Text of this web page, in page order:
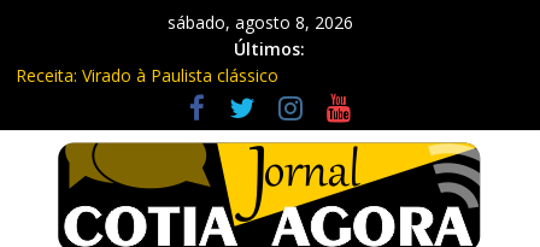
sábado, agosto 8, 2026
Últimos:
Receita: Virado à Paulista clássico
Ladrão de farmácia e procurado por maus-tratos são presos em
Vargem Grande Paulista
Cine Sustentável traz cinema ao ar livre e educação ambiental
para Vargem Grande
WhatsApp vai parar de funcionar em vários celulares antigos em
setembro